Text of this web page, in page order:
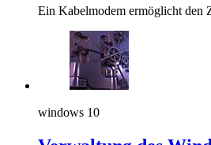
Ein Kabelmodem ermöglicht den
windows 10